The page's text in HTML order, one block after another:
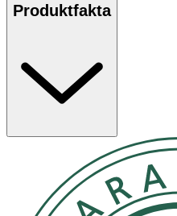
Produktfakta